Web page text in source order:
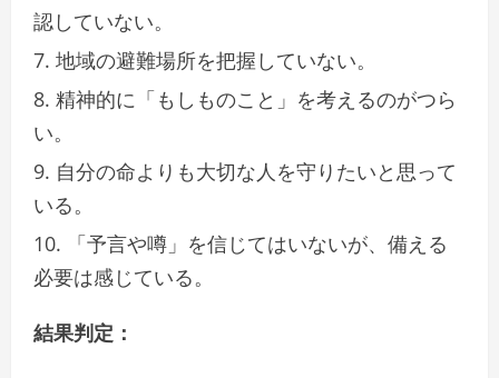
認していない。
地域の避難場所を把握していない。
精神的に「もしものこと」を考えるのがつら
い。
自分の命よりも大切な人を守りたいと思って
いる。
「予言や噂」を信じてはいないが、備える
必要は感じている。
結果判定：